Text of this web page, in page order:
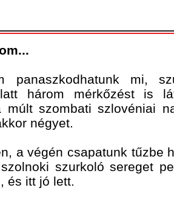
panaszkodhatunk mi,
három mérkőzést is
múlt szombati szlovéniai
négyet.
a végén csapatunk tűzbe
szurkoló sereget
és itt jó lett.